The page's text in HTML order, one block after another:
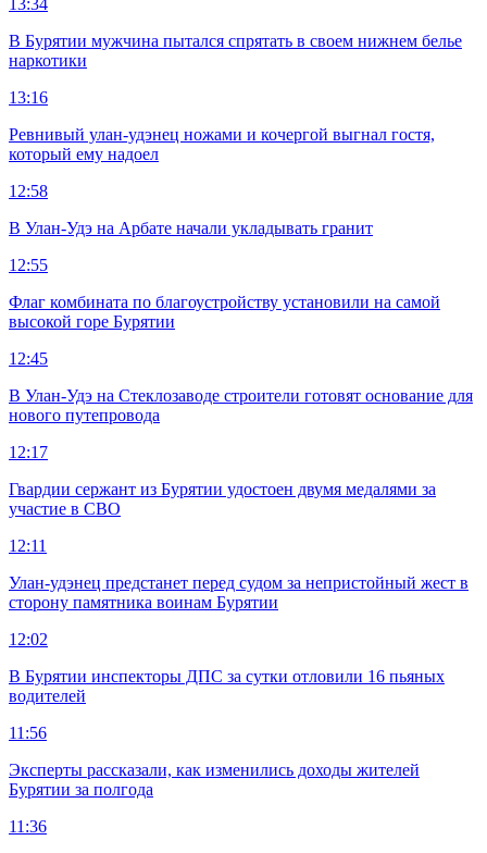
13:34
В Бурятии мужчина пытался спрятать в своем нижнем белье
наркотики
13:16
Ревнивый улан-удэнец ножами и кочергой выгнал гостя,
который ему надоел
12:58
В Улан-Удэ на Арбате начали укладывать гранит
12:55
Флаг комбината по благоустройству установили на самой
высокой горе Бурятии
12:45
В Улан-Удэ на Стеклозаводе строители готовят основание для
нового путепровода
12:17
Гвардии сержант из Бурятии удостоен двумя медалями за
участие в СВО
12:11
Улан-удэнец предстанет перед судом за непристойный жест в
сторону памятника воинам Бурятии
12:02
В Бурятии инспекторы ДПС за сутки отловили 16 пьяных
водителей
11:56
Эксперты рассказали, как изменились доходы жителей
Бурятии за полгода
11:36